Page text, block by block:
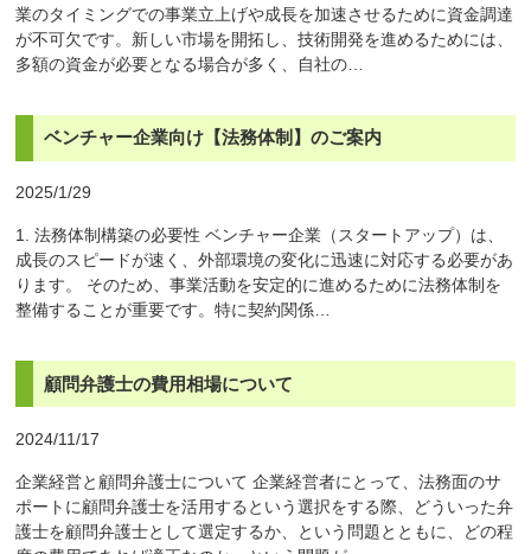
業のタイミングでの事業立上げや成長を加速させるために資金調達
が不可欠です。新しい市場を開拓し、技術開発を進めるためには、
多額の資金が必要となる場合が多く、自社の…
ベンチャー企業向け【法務体制】のご案内
2025/1/29
1. 法務体制構築の必要性 ベンチャー企業（スタートアップ）は、
成長のスピードが速く、外部環境の変化に迅速に対応する必要があ
ります。 そのため、事業活動を安定的に進めるために法務体制を
整備することが重要です。特に契約関係…
顧問弁護士の費用相場について
2024/11/17
企業経営と顧問弁護士について 企業経営者にとって、法務面のサ
ポートに顧問弁護士を活用するという選択をする際、どういった弁
護士を顧問弁護士として選定するか、という問題とともに、どの程